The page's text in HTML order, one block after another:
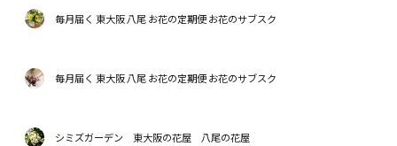
毎月届く 東大阪 八尾 お花の定期便 お花のサブスク
毎月届く 東大阪 八尾 お花の定期便 お花のサブスク
シミズガーデン 東大阪の花屋 八尾の花屋